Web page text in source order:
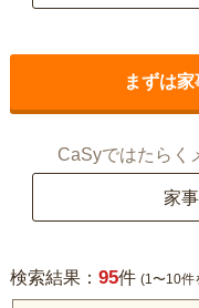
まずは
CaSyではたらく
家
検索結果： 95件 (1〜10件